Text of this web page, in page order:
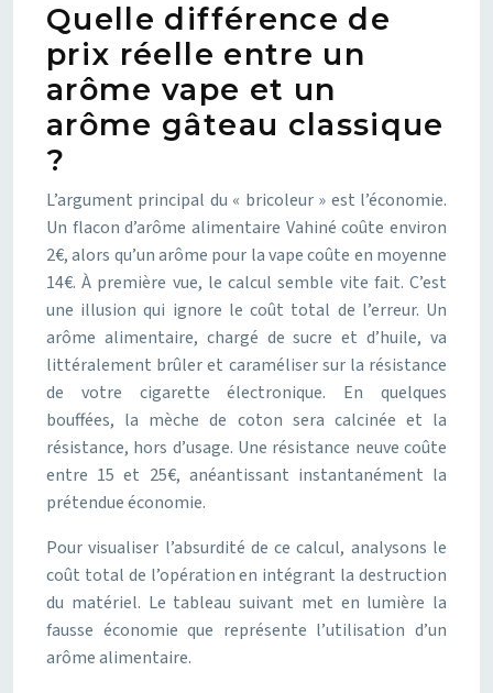
Quelle différence de
prix réelle entre un
arôme vape et un
arôme gâteau classique
?
L’argument principal du « bricoleur » est l’économie.
Un flacon d’arôme alimentaire Vahiné coûte environ
2€, alors qu’un arôme pour la vape coûte en moyenne
14€. À première vue, le calcul semble vite fait. C’est
une illusion qui ignore le coût total de l’erreur. Un
arôme alimentaire, chargé de sucre et d’huile, va
littéralement brûler et caraméliser sur la résistance
de votre cigarette électronique. En quelques
bouffées, la mèche de coton sera calcinée et la
résistance, hors d’usage. Une résistance neuve coûte
entre 15 et 25€, anéantissant instantanément la
prétendue économie.
Pour visualiser l’absurdité de ce calcul, analysons le
coût total de l’opération en intégrant la destruction
du matériel. Le tableau suivant met en lumière la
fausse économie que représente l’utilisation d’un
arôme alimentaire.